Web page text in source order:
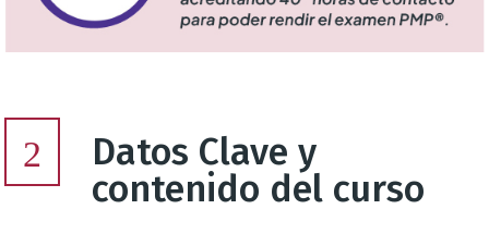
2
Datos Clave y
contenido del curso